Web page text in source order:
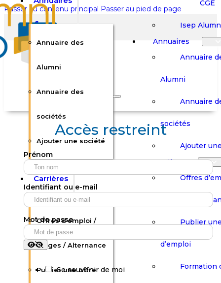
Passer au contenu principal Passer au pied de page
Rechercher sur le site
Rechercher
Votre panier est vide.
Boutique
Panier
Boutique
Annuaire des
Alumni
Annuaire des
sociétés
Ajouter une société
Carrières
Offres d’emploi /
Stages / Alternance
Publier une offre
CGE
Isep
Annuaires
Annuaire
Alumni
Annuaire
sociétés
Ajouter
Carrières
Offres
Stages /
Publier
d’emploi
Formation
Accès restreint
Prénom
Identifiant ou e-mail
Mot de passe
Se souvenir de moi